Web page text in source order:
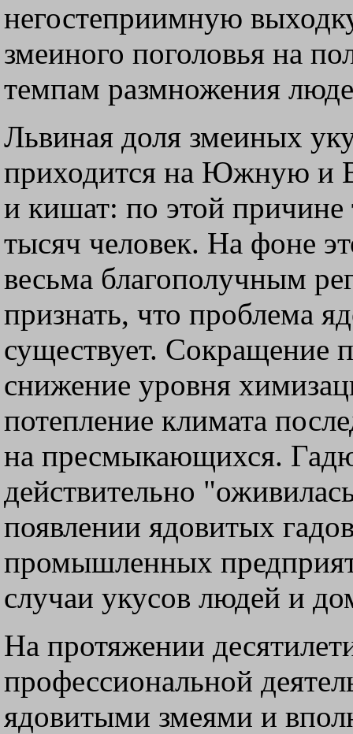
негостеприимную
змеиного поголовья на
темпам размножения
Львиная доля змеиных
приходится на Южную и
и кишат: по этой причине
тысяч человек. На фоне
весьма благополучным
признать, что проблема
существует. Сокращение
снижение уровня
потепление климата
на пресмыкающихся.
действительно
появлении ядовитых
промышленных
случаи укусов людей и
На протяжении
профессиональной
ядовитыми змеями и